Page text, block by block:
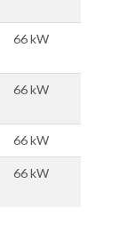
66 kW
66 kW
66 kW
66 kW